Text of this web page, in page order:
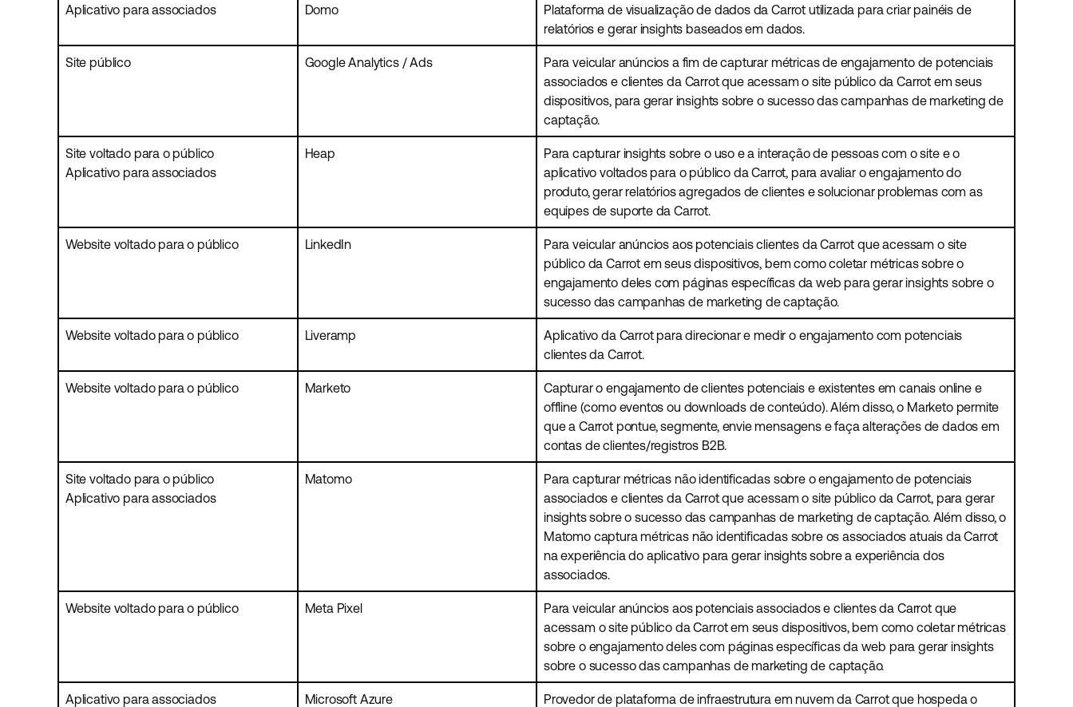
Aplicativo para associados Domo
Plataforma de visualização de dados da Carrot utilizada para criar painéis de
relatórios e gerar insights baseados em dados.
Site público Google Analytics / Ads
Para veicular anúncios a fim de capturar métricas de engajamento de potenciais
associados e clientes da Carrot que acessam o site público da Carrot em seus
dispositivos, para gerar insights sobre o sucesso das campanhas de marketing de
captação.
Site voltado para o público
Aplicativo para associados
Heap
Para capturar insights sobre o uso e a interação de pessoas com o site e o
aplicativo voltados para o público da Carrot, para avaliar o engajamento do
produto, gerar relatórios agregados de clientes e solucionar problemas com as
equipes de suporte da Carrot.
Website voltado para o público LinkedIn
Para veicular anúncios aos potenciais clientes da Carrot que acessam o site
público da Carrot em seus dispositivos, bem como coletar métricas sobre o
engajamento deles com páginas específicas da web para gerar insights sobre o
sucesso das campanhas de marketing de captação.
Website voltado para o público Liveramp
Aplicativo da Carrot para direcionar e medir o engajamento com potenciais
clientes da Carrot.
Website voltado para o público Marketo
Capturar o engajamento de clientes potenciais e existentes em canais online e
offline (como eventos ou downloads de conteúdo). Além disso, o Marketo permite
que a Carrot pontue, segmente, envie mensagens e faça alterações de dados em
contas de clientes/registros B2B.
Site voltado para o público
Aplicativo para associados
Matomo
Para capturar métricas não identificadas sobre o engajamento de potenciais
associados e clientes da Carrot que acessam o site público da Carrot, para gerar
insights sobre o sucesso das campanhas de marketing de captação. Além disso, o
Matomo captura métricas não identificadas sobre os associados atuais da Carrot
na experiência do aplicativo para gerar insights sobre a experiência dos
associados.
Website voltado para o público Meta Pixel
Para veicular anúncios aos potenciais associados e clientes da Carrot que
acessam o site público da Carrot em seus dispositivos, bem como coletar métricas
sobre o engajamento deles com páginas específicas da web para gerar insights
sobre o sucesso das campanhas de marketing de captação.
Aplicativo para associados Microsoft Azure
Provedor de plataforma de infraestrutura em nuvem da Carrot que hospeda o